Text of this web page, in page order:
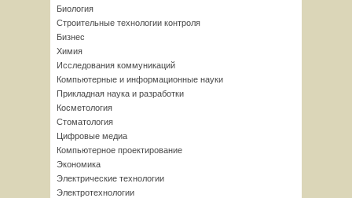
Биология
Строительные технологии контроля
Бизнес
Химия
Исследования коммуникаций
Компьютерные и информационные науки
Прикладная наука и разработки
Косметология
Стоматология
Цифровые медиа
Компьютерное проектирование
Экономика
Электрические технологии
Электротехнологии